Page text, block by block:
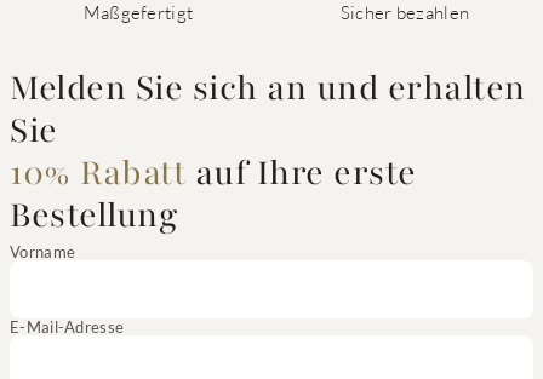
Maßgefertigt Sicher bezahlen
Melden Sie sich an und erhalten
Sie
10% Rabatt auf Ihre erste
Bestellung
Vorname
E-Mail-Adresse